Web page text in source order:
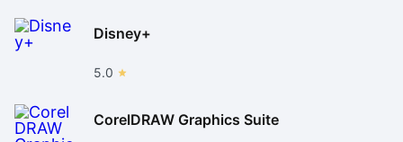
Disney+
5.0
CorelDRAW Graphics Suite